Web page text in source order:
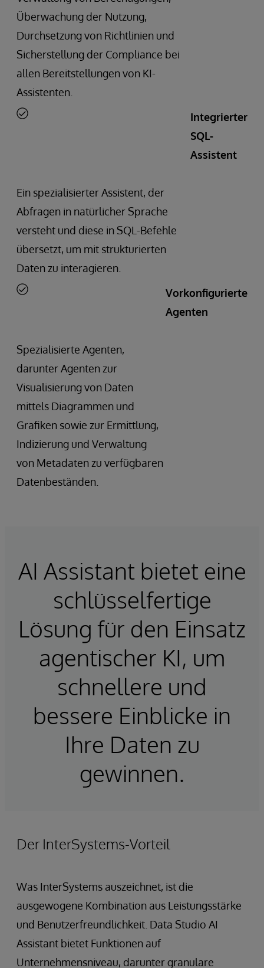
Überwachung der Nutzung,
Durchsetzung von Richtlinien und
Sicherstellung der Compliance bei
allen Bereitstellungen von KI-
Assistenten.
Integrierter
SQL-
Assistent
Ein spezialisierter Assistent, der
Abfragen in natürlicher Sprache
versteht und diese in SQL-Befehle
übersetzt, um mit strukturierten
Daten zu interagieren.
Vorkonfigurierte
Agenten
Spezialisierte Agenten,
darunter Agenten zur
Visualisierung von Daten
mittels Diagrammen und
Grafiken sowie zur Ermittlung,
Indizierung und Verwaltung
von Metadaten zu verfügbaren
Datenbeständen.
AI Assistant bietet eine
schlüsselfertige
Lösung für den Einsatz
agentischer KI, um
schnellere und
bessere Einblicke in
Ihre Daten zu
gewinnen.
Der InterSystems-Vorteil
Was InterSystems auszeichnet, ist die
ausgewogene Kombination aus Leistungsstärke
und Benutzerfreundlichkeit. Data Studio AI
Assistant bietet Funktionen auf
Unternehmensniveau, darunter granulare